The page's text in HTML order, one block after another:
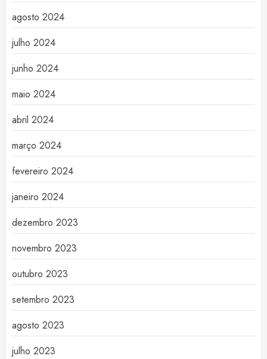
agosto 2024
julho 2024
junho 2024
maio 2024
abril 2024
março 2024
fevereiro 2024
janeiro 2024
dezembro 2023
novembro 2023
outubro 2023
setembro 2023
agosto 2023
julho 2023